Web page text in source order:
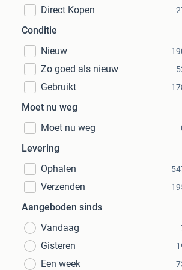
Direct Kopen
Conditie
Nieuw
Zo goed als nieuw
Gebruikt
Moet nu weg
Moet nu weg
Levering
Ophalen
Verzenden
Aangeboden sinds
Vandaag
Gisteren
Een week